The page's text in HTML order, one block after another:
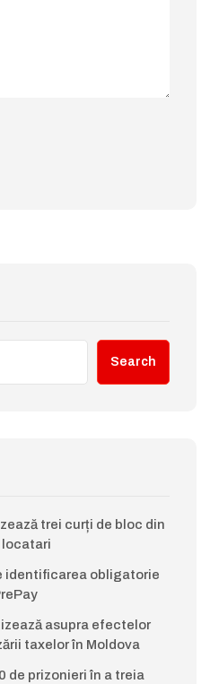
Search
trei curți de bloc din
locatari
identificarea obligatorie
asupra efectelor
taxelor în Moldova
de prizonieri în a treia